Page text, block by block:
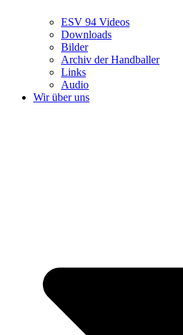
ESV 94 Videos
Downloads
Bilder
Archiv der Handballer
Links
Audio
Wir über uns